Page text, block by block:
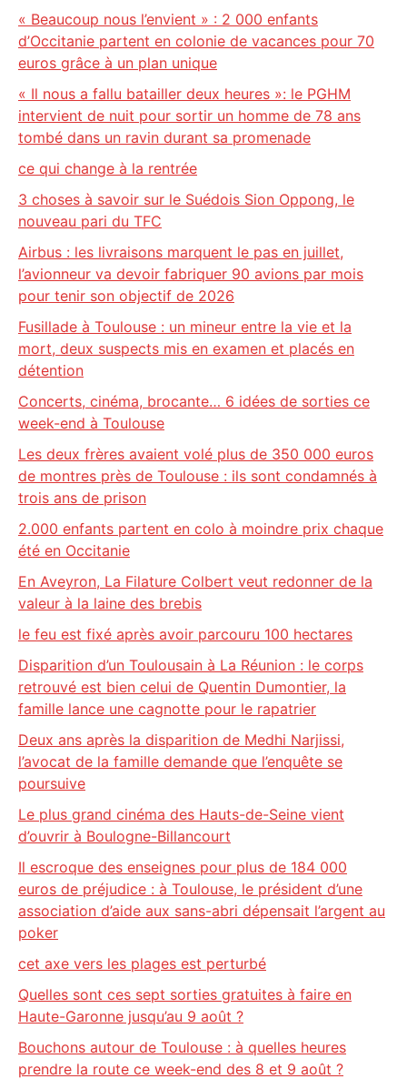
« Beaucoup nous l’envient » : 2 000 enfants
d’Occitanie partent en colonie de vacances pour 70
euros grâce à un plan unique
« Il nous a fallu batailler deux heures »: le PGHM
intervient de nuit pour sortir un homme de 78 ans
tombé dans un ravin durant sa promenade
ce qui change à la rentrée
3 choses à savoir sur le Suédois Sion Oppong, le
nouveau pari du TFC
Airbus : les livraisons marquent le pas en juillet,
l’avionneur va devoir fabriquer 90 avions par mois
pour tenir son objectif de 2026
Fusillade à Toulouse : un mineur entre la vie et la
mort, deux suspects mis en examen et placés en
détention
Concerts, cinéma, brocante… 6 idées de sorties ce
week-end à Toulouse
Les deux frères avaient volé plus de 350 000 euros
de montres près de Toulouse : ils sont condamnés à
trois ans de prison
2.000 enfants partent en colo à moindre prix chaque
été en Occitanie
En Aveyron, La Filature Colbert veut redonner de la
valeur à la laine des brebis
le feu est fixé après avoir parcouru 100 hectares
Disparition d’un Toulousain à La Réunion : le corps
retrouvé est bien celui de Quentin Dumontier, la
famille lance une cagnotte pour le rapatrier
Deux ans après la disparition de Medhi Narjissi,
l’avocat de la famille demande que l’enquête se
poursuive
Le plus grand cinéma des Hauts-de-Seine vient
d’ouvrir à Boulogne-Billancourt
Il escroque des enseignes pour plus de 184 000
euros de préjudice : à Toulouse, le président d’une
association d’aide aux sans-abri dépensait l’argent au
poker
cet axe vers les plages est perturbé
Quelles sont ces sept sorties gratuites à faire en
Haute-Garonne jusqu’au 9 août ?
Bouchons autour de Toulouse : à quelles heures
prendre la route ce week-end des 8 et 9 août ?